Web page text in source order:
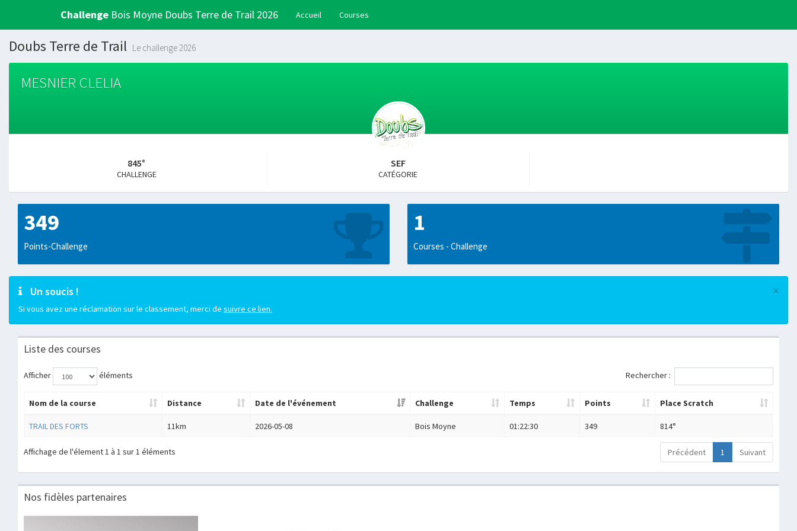
Challenge Bois Moyne Doubs Terre de Trail 2026 Accueil Courses
Doubs Terre de Trail Le challenge 2026
MESNIER CLELIA
845°
CHALLENGE
SEF
CATÉGORIE
349
Points-Challenge
1
Courses - Challenge
×
Un soucis !
Si vous avez une réclamation sur le classement, merci de suivre ce lien.
Liste des courses
Afficher éléments Rechercher :
Nom de la course Distance Date de l'événement Challenge Temps Points Place Scratch
TRAIL DES FORTS 11km 2026-05-08 Bois Moyne 01:22:30 349 814°
Affichage de l'élement 1 à 1 sur 1 éléments Précédent 1 Suivant
Nos fidèles partenaires